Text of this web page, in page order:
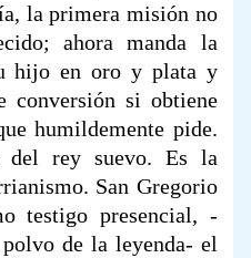
la primera misión no
ahora manda la
hijo en oro y plata y
conversión si obtiene
humildemente pide.
del rey suevo. Es la
San Gregorio
testigo presencial, -
de la leyenda- el